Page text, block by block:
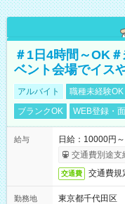
＃1日4時間～OK
ベント会場でイス
アルバイト 職種未経験OK
ブランクOK
WEB登録・
給与
日給：10000円
交通費別途支
交通費 交通費規
勤務地
東京都千代田区